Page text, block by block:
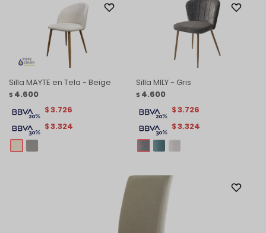
Silla MAYTE en Tela - Beige
$ 4.600
$3.324
$3.726
Silla MILY - Gris
$ 4.600
$3.324
$3.726